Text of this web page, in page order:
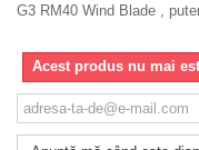
G3 RM40 Wind Blade ,
Acest produs nu mai